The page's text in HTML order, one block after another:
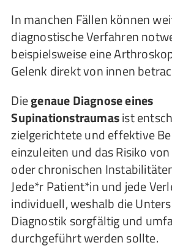
In manchen Fällen können
diagnostische Verfahren
beispielsweise eine
Gelenk direkt von innen
Diegenaue Diagnose eines
Supinationstraumasist
zielgerichtete und effektive
einzuleiten und das Risiko
oder chronischen
Jede*r Patient*in und jede
individuell, weshalb die
Diagnostik sorgfältig und
durchgeführt werden sollte.